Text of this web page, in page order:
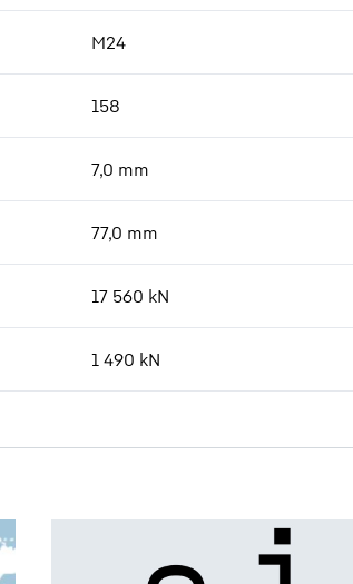
M24
158
7,0 mm
77,0 mm
17 560 kN
1 490 kN